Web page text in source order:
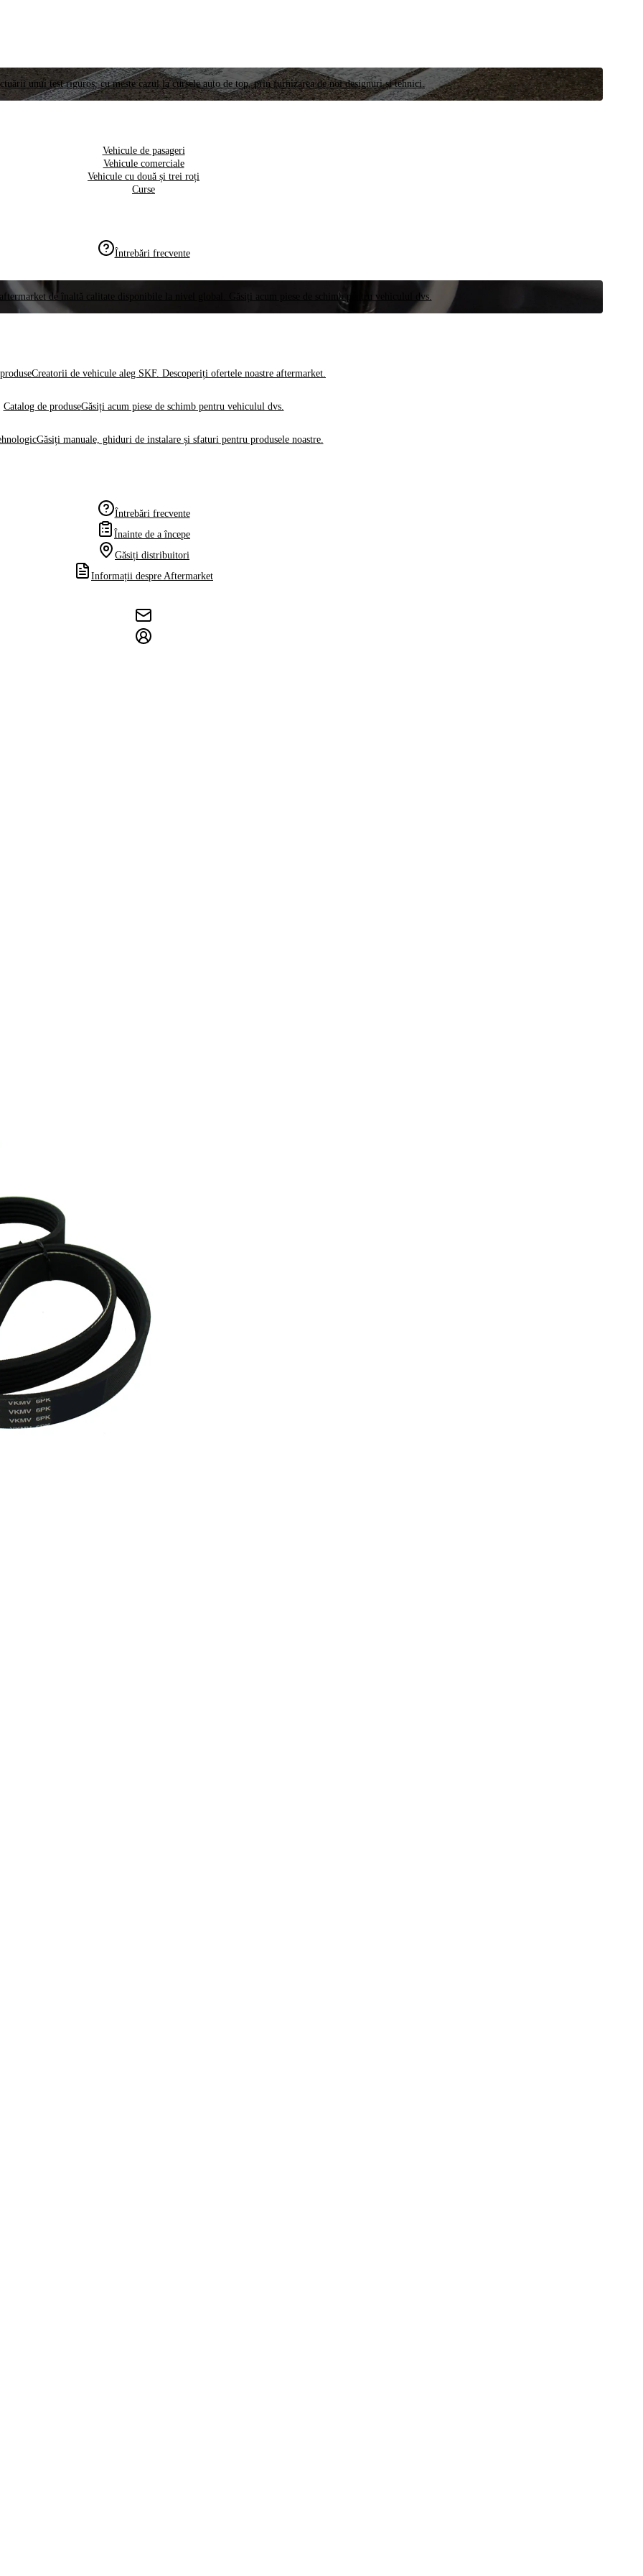
unui test riguros, cu meste cazul la cursele auto de top, prin furnizarea de noi designuri și tehnici.
Vehicule de pasageri
Vehicule comerciale
Vehicule cu două și trei roți
Curse
Întrebări frecvente
de înaltă calitate disponibile la nivel global. Găsiți acum piese de schimb pentru vehiculul dvs.
Creatorii de vehicule aleg SKF. Descoperiți ofertele noastre aftermarket.
Catalog de produseGăsiți acum piese de schimb pentru vehiculul dvs.
Găsiți manuale, ghiduri de instalare și sfaturi pentru produsele noastre.
Întrebări frecvente
Înainte de a începe
Găsiți distribuitori
Informații despre Aftermarket